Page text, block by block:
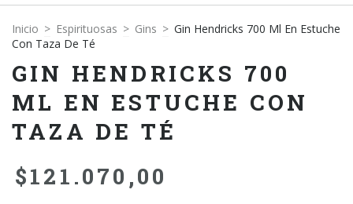
Inicio > Espirituosas > Gins > Gin Hendricks 700 Ml En Estuche
Con Taza De Té
GIN HENDRICKS 700
ML EN ESTUCHE CON
TAZA DE TÉ
$121.070,00